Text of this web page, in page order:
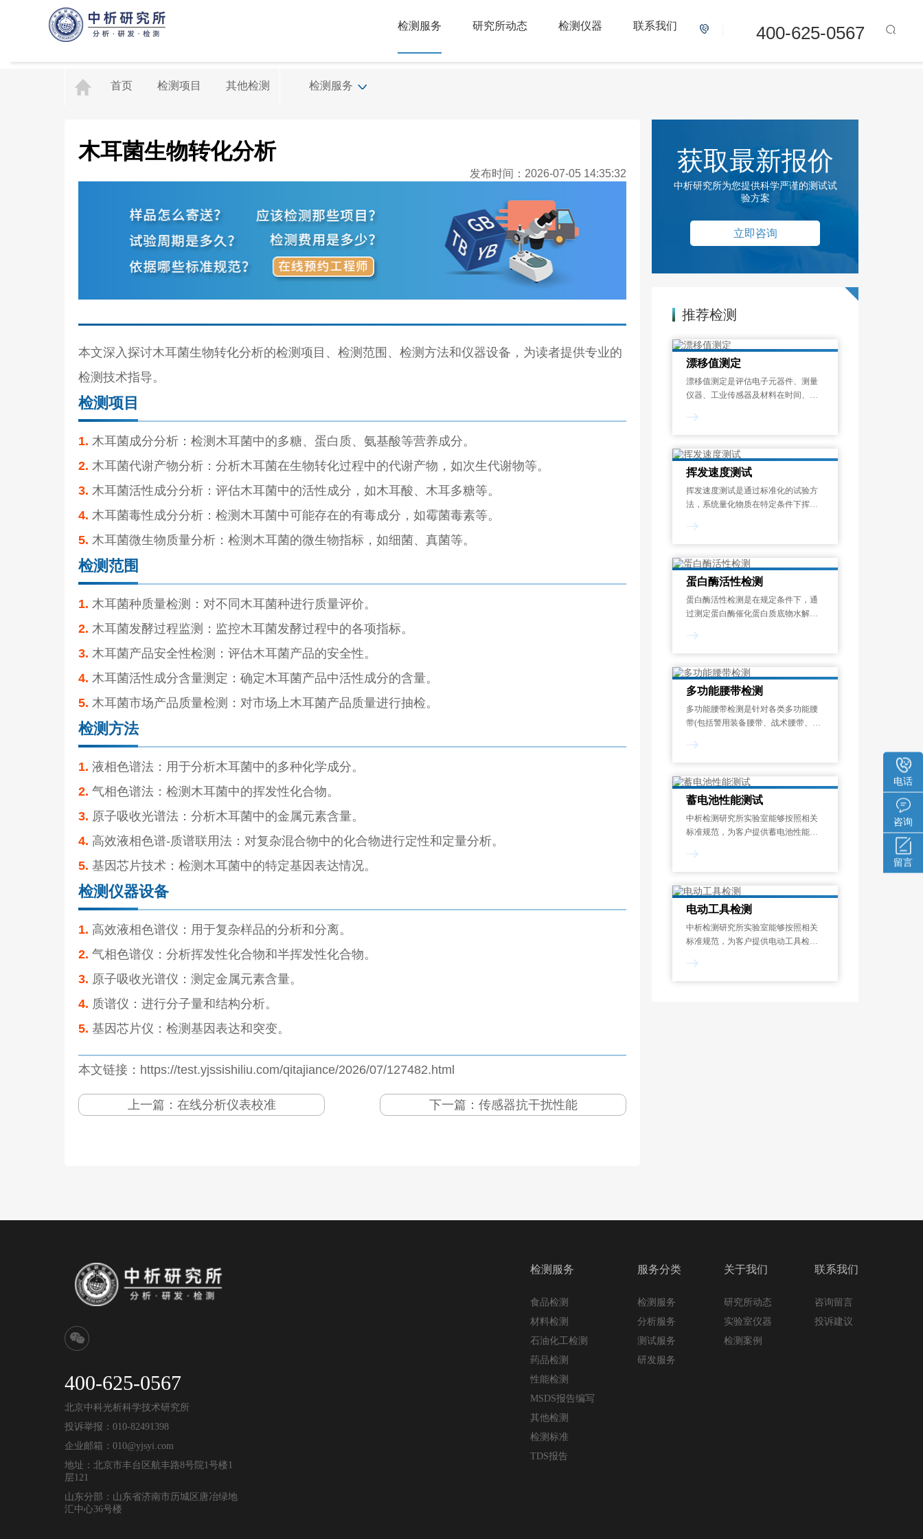
400-625-0567
检测服务 研究所动态 检测仪器 联系我们
电话
咨询
留言
首页 检测项目 其他检测 检测服务
木耳菌生物转化分析
发布时间：2026-07-05 14:35:32
本文深入探讨木耳菌生物转化分析的检测项目、检测范围、检测方法和仪器设备，为读者提供专业的
检测技术指导。
检测项目
1. 木耳菌成分分析：检测木耳菌中的多糖、蛋白质、氨基酸等营养成分。
2. 木耳菌代谢产物分析：分析木耳菌在生物转化过程中的代谢产物，如次生代谢物等。
3. 木耳菌活性成分分析：评估木耳菌中的活性成分，如木耳酸、木耳多糖等。
4. 木耳菌毒性成分分析：检测木耳菌中可能存在的有毒成分，如霉菌毒素等。
5. 木耳菌微生物质量分析：检测木耳菌的微生物指标，如细菌、真菌等。
检测范围
1. 木耳菌种质量检测：对不同木耳菌种进行质量评价。
2. 木耳菌发酵过程监测：监控木耳菌发酵过程中的各项指标。
3. 木耳菌产品安全性检测：评估木耳菌产品的安全性。
4. 木耳菌活性成分含量测定：确定木耳菌产品中活性成分的含量。
5. 木耳菌市场产品质量检测：对市场上木耳菌产品质量进行抽检。
检测方法
1. 液相色谱法：用于分析木耳菌中的多种化学成分。
2. 气相色谱法：检测木耳菌中的挥发性化合物。
3. 原子吸收光谱法：分析木耳菌中的金属元素含量。
4. 高效液相色谱-质谱联用法：对复杂混合物中的化合物进行定性和定量分析。
5. 基因芯片技术：检测木耳菌中的特定基因表达情况。
检测仪器设备
1. 高效液相色谱仪：用于复杂样品的分析和分离。
2. 气相色谱仪：分析挥发性化合物和半挥发性化合物。
3. 原子吸收光谱仪：测定金属元素含量。
4. 质谱仪：进行分子量和结构分析。
5. 基因芯片仪：检测基因表达和突变。
本文链接：https://test.yjssishiliu.com/qitajiance/2026/07/127482.html
上一篇： 在线分析仪表校准 下一篇： 传感器抗干扰性能
获取最新报价
中析研究所为您提供科学严谨的测试试
验方案
立即咨询
推荐检测
漂移值测定
漂移值测定是评估电子元器件、测量
仪器、工业传感器及材料在时间、温
能参数偏离初始设定值的程度的标准
件、工业设备及精密仪器中，关键性
能参数随时间
挥发速度测试
挥发速度测试是通过标准化的试验方
法，系统量化物质在特定条件下挥发
试结果以单位时间的质量损失来表
化配方设计并满足法规要求，广泛应
用于化工、涂料、
蛋白酶活性检测
蛋白酶活性检测是在规定条件下，通
过测定蛋白酶催化蛋白质底物水解生
能力的标准化测试过程。酶活力单位
pH条件下，1分钟内水解蛋白质底物
释放1μmol显色呈
多功能腰带检测
多功能腰带检测是针对各类多功能腰
带(包括警用装备腰带、战术腰带、工
性能、化学安全性、环境适应性和使
程。其目的在于验证腰带是否符合国
家强制性
蓄电池性能测试
中析检测研究所实验室能够按照相关
标准规范，为客户提供蓄电池性能测
开路电压测量、内阻测试、寿命测
行检测和分析。一般来说，蓄电池性
能测试报告的出具需
电动工具检测
中析检测研究所实验室能够按照相关
标准规范，为客户提供电动工具检测
率测定、过载测试、噪声检测、绝缘
400-625-0567
北京中科光析科学技术研究所
投诉举报：010-82491398
企业邮箱：010@yjsyi.com
地址：北京市丰台区航丰路8号院1号楼1
层121
山东分部：山东省济南市历城区唐冶绿地
汇中心36号楼
检测服务
食品检测
材料检测
石油化工检测
药品检测
性能检测
MSDS报告编写
其他检测
检测标准
TDS报告
服务分类
检测服务
分析服务
测试服务
研发服务
关于我们
研究所动态
实验室仪器
检测案例
联系我们
咨询留言
投诉建议